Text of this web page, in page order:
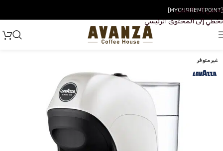
تخطي إلى التنقل
تخطي إلى المحتوى الرئيسي
[MYCURRENTPOINT]
غير متوفر